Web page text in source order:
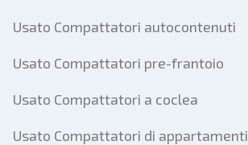
Usato Compattatori autocontenuti
Usato Compattatori pre-frantoio
Usato Compattatori a coclea
Usato Compattatori di appartamenti